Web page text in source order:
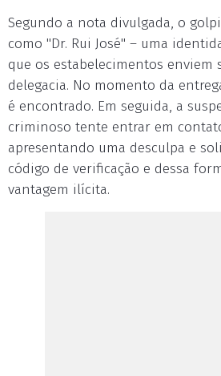
Segundo a nota divulgada, o
como "Dr. Rui José" – uma
que os estabelecimentos enviem
delegacia. No momento da
é encontrado. Em seguida, a
criminoso tente entrar em
apresentando uma desculpa e
código de verificação e dessa
vantagem ilícita.